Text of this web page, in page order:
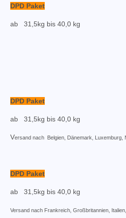
DPD Paket
ab 31,5kg bis 40,0 kg
DPD Paket
ab 31,5kg bis 40,0 kg
Versand nach Belgien, Dänemark, Luxemburg,
DPD Paket
ab 31,5kg bis 40,0 kg
Versand nach Frankreich, Großbritannien,